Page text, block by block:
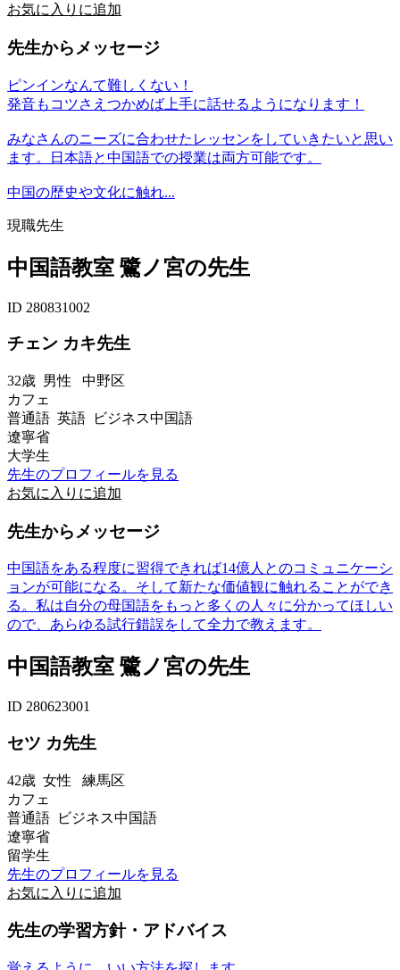
お気に入りに追加
先生からメッセージ
ピンインなんて難しくない！
発音もコツさえつかめば上手に話せるようになります！
みなさんのニーズに合わせたレッセンをしていきたいと思い
ます。日本語と中国語での授業は両方可能です。
中国の歴史や文化に触れ...
現職先生
中国語教室 鷺ノ宮の先生
ID 280831002
チェン カキ先生
32歳 男性 中野区
カフェ
普通語 英語 ビジネス中国語
遼寧省
大学生
先生のプロフィールを見る
お気に入りに追加
先生からメッセージ
中国語をある程度に習得できれば14億人とのコミュニケーシ
ョンが可能になる。そして新たな価値観に触れることができ
る。私は自分の母国語をもっと多くの人々に分かってほしい
ので、あらゆる試行錯誤をして全力で教えます。
中国語教室 鷺ノ宮の先生
ID 280623001
セツ カ先生
42歳 女性 練馬区
カフェ
普通語 ビジネス中国語
遼寧省
留学生
先生のプロフィールを見る
お気に入りに追加
先生の学習方針・アドバイス